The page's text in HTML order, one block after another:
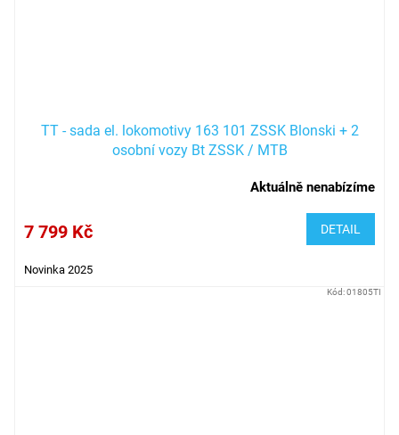
TT - sada el. lokomotivy 163 101 ZSSK Blonski + 2
osobní vozy Bt ZSSK / MTB
Aktuálně nenabízíme
7 799 Kč DETAIL
Novinka 2025
Kód:01805TI